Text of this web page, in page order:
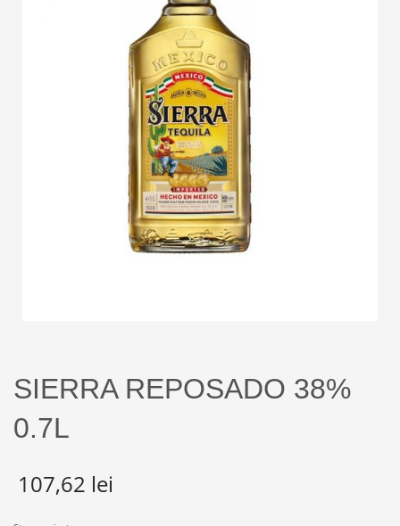
SIERRA REPOSADO 38%
0.7L
107,62 lei